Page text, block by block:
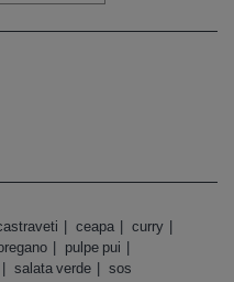
ceapa
curry
pulpe pui
salata verde sos